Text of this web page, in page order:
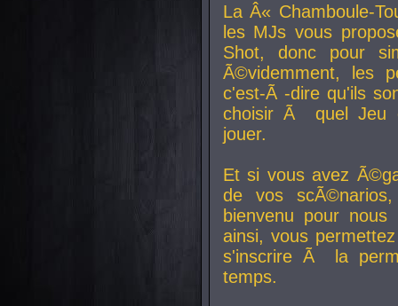
La Â« Chamboule-
les MJs vous
Shot, donc pour
Ã©videmment, les
c'est-Ã -dire qu'ils
choisir Ã quel Jeu
jouer.
Et si vous avez
de vos
bienvenu pour
ainsi, vous
s'inscrire Ã la
temps.